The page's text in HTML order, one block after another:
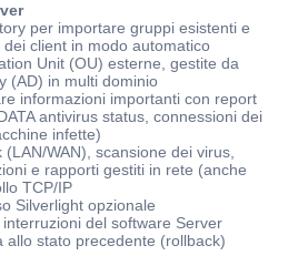
per importare gruppi esistenti e
client in modo automatico
Unit (OU) esterne, gestite da
(AD) in multi dominio
informazioni importanti con report
antivirus status, connessioni dei
infette)
WAN), scansione dei virus,
e rapporti gestiti in rete (anche
TCP/IP
Silverlight opzionale
del software Server
allo stato precedente (rollback)